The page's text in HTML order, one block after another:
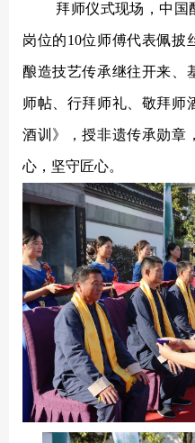
拜师仪式现场，中国
岗位的10位师傅代表佩披
酿造技艺传承继往开来、
师帖、行拜师礼、敬拜师
酒训》，授非遗传承勋章
心，坚守匠心。